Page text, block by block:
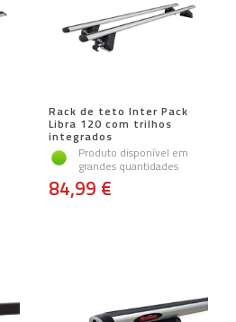
Rack de teto Inter Pack
Libra 120 com trilhos
integrados
Produto disponível em
grandes quantidades
84,99 €